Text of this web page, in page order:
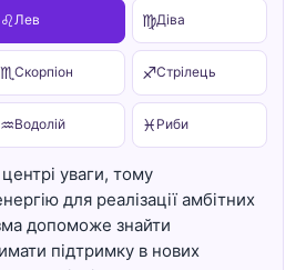
♌Лев ♍Діва
♏ Скорпіон ♐Стрілець
♒Водолій ♓ Риби
уваги, тому
для реалізації амбітних
допоможе знайти
підтримку в нових